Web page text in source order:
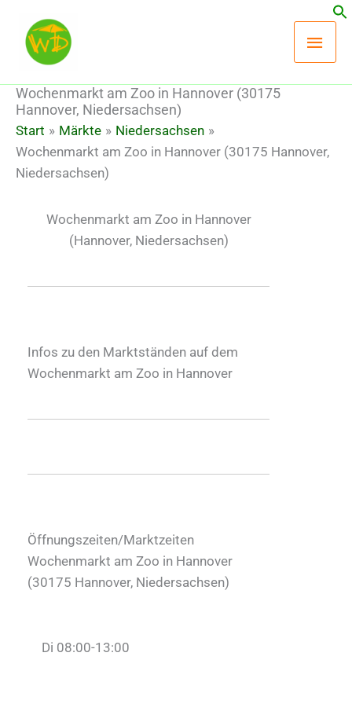
Inhalt
springen
Wochenmarkt am Zoo in Hannover (30175
Hannover, Niedersachsen)
Start Märkte
Niedersachsen
Wochenmarkt am Zoo in Hannover (30175 Hannover,
Niedersachsen)
Wochenmarkt am Zoo in Hannover
(Hannover, Niedersachsen)
Infos zu den Marktständen auf dem
Wochenmarkt am Zoo in Hannover
Öffnungszeiten/Marktzeiten
Wochenmarkt am Zoo in Hannover
(30175 Hannover, Niedersachsen)
Di 08:00-13:00